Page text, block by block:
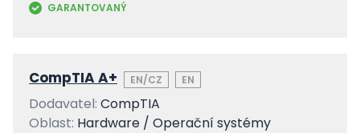
GARANTOVANÝ
CompTIA A+ EN/CZ EN
Dodavatel: CompTIA
Oblast: Hardware / Operační systémy